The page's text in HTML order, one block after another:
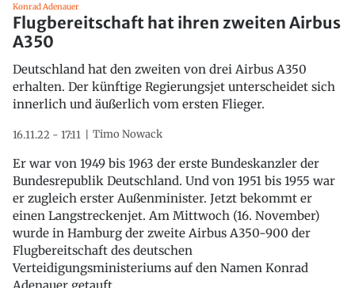
Konrad Adenauer
Flugbereitschaft hat ihren zweiten Airbus
A350
Deutschland hat den zweiten von drei Airbus A350
erhalten. Der künftige Regierungsjet unterscheidet sich
innerlich und äußerlich vom ersten Flieger.
16.11.22 - 17:11 Timo Nowack
Er war von 1949 bis 1963 der erste Bundeskanzler der
Bundesrepublik Deutschland. Und von 1951 bis 1955 war
er zugleich erster Außenminister. Jetzt bekommt er
einen Langstreckenjet. Am Mittwoch (16. November)
wurde in Hamburg der zweite Airbus A350-900 der
Flugbereitschaft des deutschen
Verteidigungsministeriums auf den Namen Konrad